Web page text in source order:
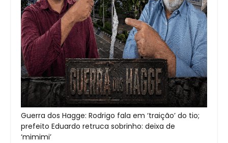
Guerra dos Hagge: Rodrigo fala em ‘traição’ do tio;
prefeito Eduardo retruca sobrinho: deixa de
‘mimimi’